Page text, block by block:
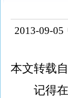
2013-09-05
本文转载
记得在